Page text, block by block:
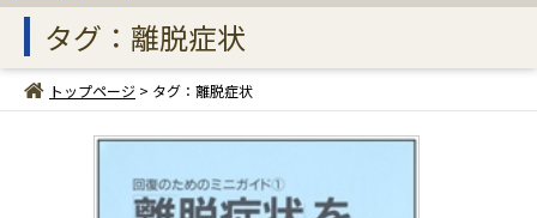
タグ：離脱症状
トップページ > タグ：離脱症状